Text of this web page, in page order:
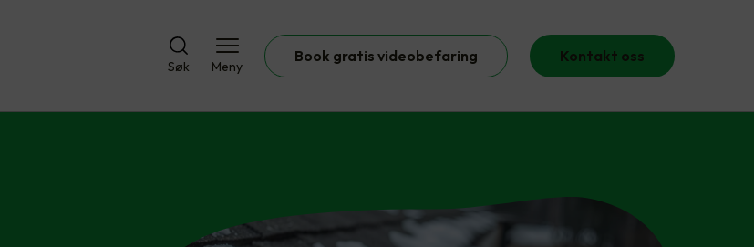
Søk Meny
Book gratis videobefaring Kontakt oss